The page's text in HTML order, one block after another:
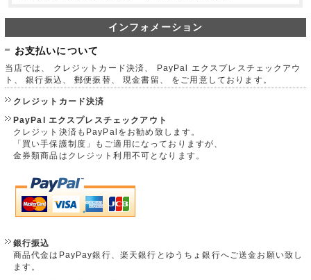
インフォメーション
お支払いについて
当店では、 クレジットカード決済、 PayPal エクスプレスチェックアウ
ト、 銀行振込、 郵便振替、 現金書留、 をご用意しております。
クレジットカード決済
PayPal エクスプレスチェックアウト
クレジット決済もPayPalをお勧め致します。
「買い手保護制度」もご適用になっておりますが、
金券類商品はクレジット利用不可となります。
銀行振込
商品代金はPayPay銀行、楽天銀行とゆうちょ銀行へご送金お願い致し
ます。